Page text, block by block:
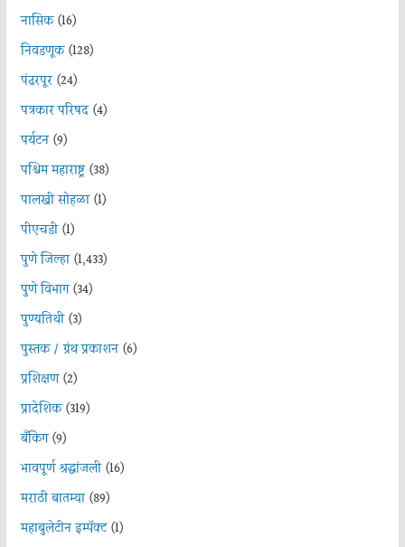
नासिक(16)
निवडणूक(128)
पंढरपूर(24)
पत्रकार परिषद(4)
पर्यटन(9)
पश्चिम महाराष्ट्र(38)
पालखी सोहळा(1)
पीएचडी(1)
पुणे जिल्हा(1,433)
पुणे विभाग(34)
पुण्यतिथी(3)
पुस्तक / ग्रंथ प्रकाशन(6)
प्रशिक्षण(2)
प्रादेशिक(319)
बँकिंग(9)
भावपूर्ण श्रद्धांजली(16)
मराठी बातम्या(89)
महाबुलेटीन इम्पॅक्ट(1)